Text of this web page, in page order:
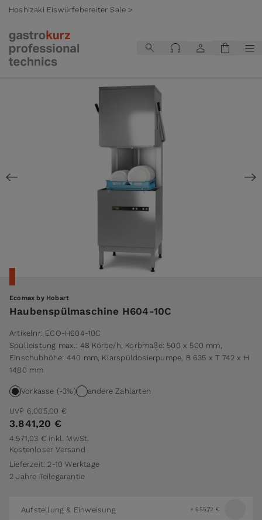
Hoshizaki Eiswürfebereiter Sale >
Ecomax by Hobart
Haubenspülmaschine H604-10C
Artikelnr: ECO-H604-10C
Spülleistung max.: 48 Körbe/h, Korbmaße: 500 x 500 mm,
Einschubhöhe: 440 mm, Klarspüldosierpumpe, B 635 x T 742 x H
1480 mm
Vorkasse (-3%) andere Zahlarten
UVP 6.005,00 €
3.841,20 €
4.571,03 € inkl. MwSt.
Kostenloser Versand
Lieferzeit: 2-10 Werktage
2 Jahre Teilegarantie
Aufstellung & Einweisung + 655,72 €